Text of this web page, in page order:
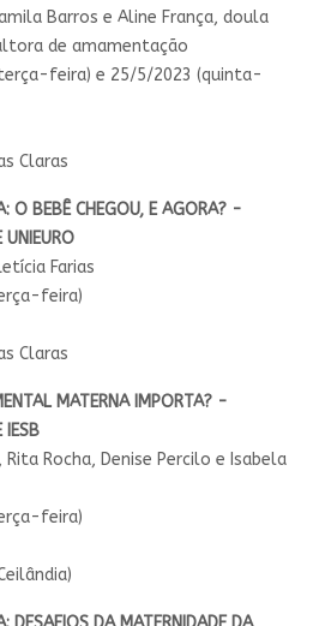
Barros e Aline França, doula
de amamentação
feira) e 25/5/2023 (quinta-
Claras
O BEBÊ CHEGOU, E AGORA? -
UNIEURO
Farias
feira)
Claras
MATERNA IMPORTA? -
IESB
Rocha, Denise Percilo e Isabela
feira)